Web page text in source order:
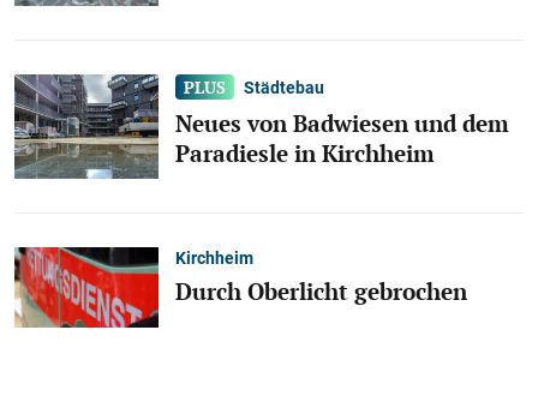
Städtebau
Neues von Badwiesen und dem
Paradiesle in Kirchheim
Kirchheim
Durch Oberlicht gebrochen